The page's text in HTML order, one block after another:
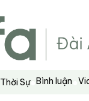
Thời Sự Bình luận